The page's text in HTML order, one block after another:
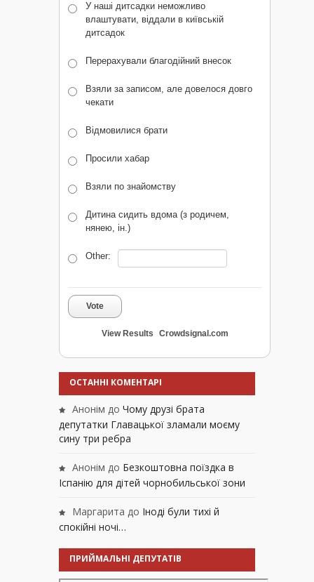
У наші дитсадки неможливо
влаштувати, віддали в київській
дитсадок
Перерахували благодійний внесок
Взяли за записом, але довелося довго
чекати
Відмовилися брати
Просили хабар
Взяли по знайомству
Дитина сидить вдома (з родичем,
нянею, ін.)
Other:
Vote
View Results Crowdsignal.com
ОСТАННІ КОМЕНТАРІ
Анонім до Чому друзі брата
депутатки Главацької зламали моєму
сину три ребра
Анонім до Безкоштовна поїздка в
Іспанію для дітей чорнобильської зони
Маргарита до Іноді були тихі й
спокійні ночі…
ПРИЙМАЛЬНІ ДЕПУТАТІВ